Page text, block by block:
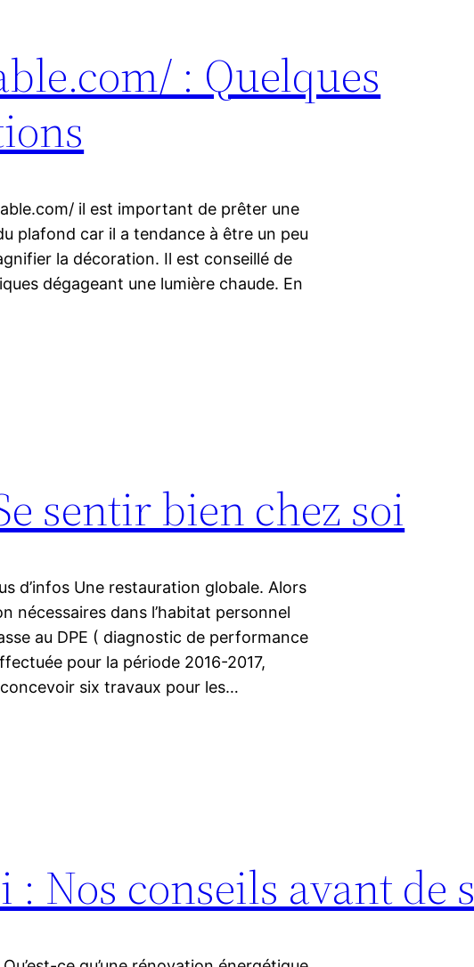
: Quelques
il est important de prêter une
plafond car il a tendance à être un peu
la décoration. Il est conseillé de
dégageant une lumière chaude. En
sentir bien chez soi
d’infos Une restauration globale. Alors
nécessaires dans l’habitat personnel
au DPE ( diagnostic de performance
pour la période 2016-2017,
concevoir six travaux pour les…
: Nos conseils avant de